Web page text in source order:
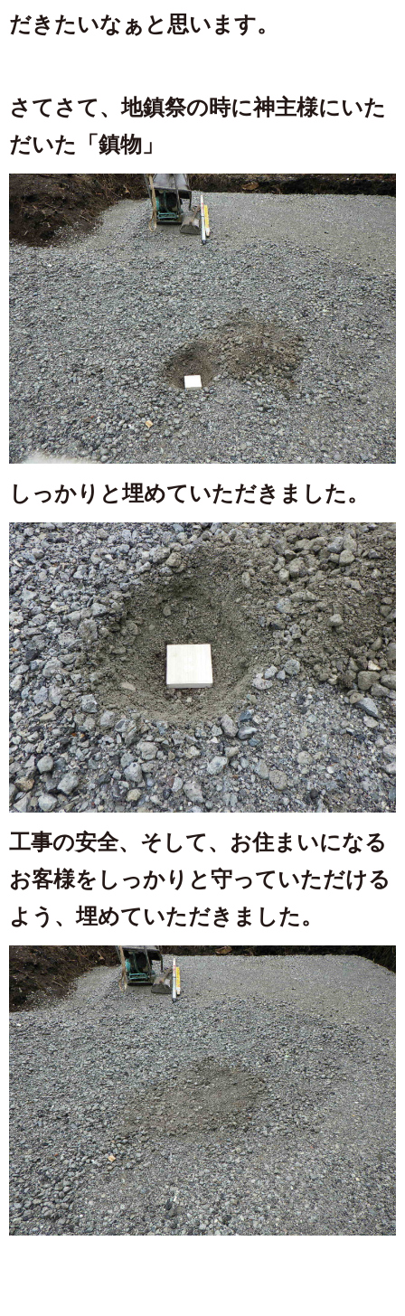
だきたいなぁと思います。
さてさて、地鎮祭の時に神主様にいた
だいた「鎮物」
しっかりと埋めていただきました。
工事の安全、そして、お住まいになる
お客様をしっかりと守っていただける
よう、埋めていただきました。